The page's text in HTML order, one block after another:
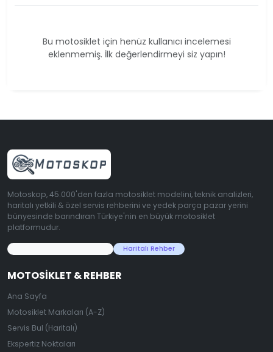
Bu motosiklet için henüz kullanıcı incelemesi
eklenmemiş. İlk değerlendirmeyi siz yapın!
Motoskop, 45.000'den fazla motosiklet modelini, teknik analizleri,
haritalı yetkili & özel servis rehberini ve yedek parça pazar yerini
bünyesinde barındıran Türkiye'nin en büyük motosiklet
platformudur.
Haritalı Rehber
MOTOSIKLET & REHBER
Ana Sayfa
Motosiklet Markaları (A-Z)
Servis Bul (Haritalı)
Ekspertiz Noktaları